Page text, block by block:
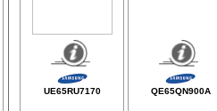
UE65RU7170 QE65QN900A